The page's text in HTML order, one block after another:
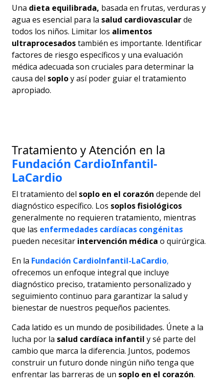
Una dieta equilibrada, basada en frutas, verduras y
agua es esencial para la salud cardiovascularde
todos los niños. Limitar los alimentos
ultraprocesadostambién es importante. Identificar
factores de riesgo específicos y una evaluación
médica adecuada son cruciales para determinar la
causa del soploy así poder guiar el tratamiento
apropiado.
Tratamiento y Atención en la
Fundación CardioInfantil-
LaCardio
El tratamiento del soplo en el corazón depende del
diagnóstico específico. Los soplos fisiológicos
generalmente no requieren tratamiento, mientras
que las enfermedades cardíacas congénitas
pueden necesitar intervención médica o quirúrgica.
En la Fundación CardioInfantil-LaCardio,
ofrecemos un enfoque integral que incluye
diagnóstico preciso, tratamiento personalizado y
seguimiento continuo para garantizar la salud y
bienestar de nuestros pequeños pacientes.
Cada latido es un mundo de posibilidades. Únete a la
lucha por la salud cardíaca infantil y sé parte del
cambio que marca la diferencia. Juntos, podemos
construir un futuro donde ningún niño tenga que
enfrentar las barreras de un soplo en el corazón.